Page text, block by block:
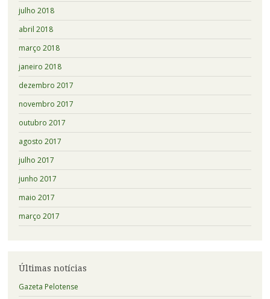
julho 2018
abril 2018
março 2018
janeiro 2018
dezembro 2017
novembro 2017
outubro 2017
agosto 2017
julho 2017
junho 2017
maio 2017
março 2017
Últimas notícias
Gazeta Pelotense